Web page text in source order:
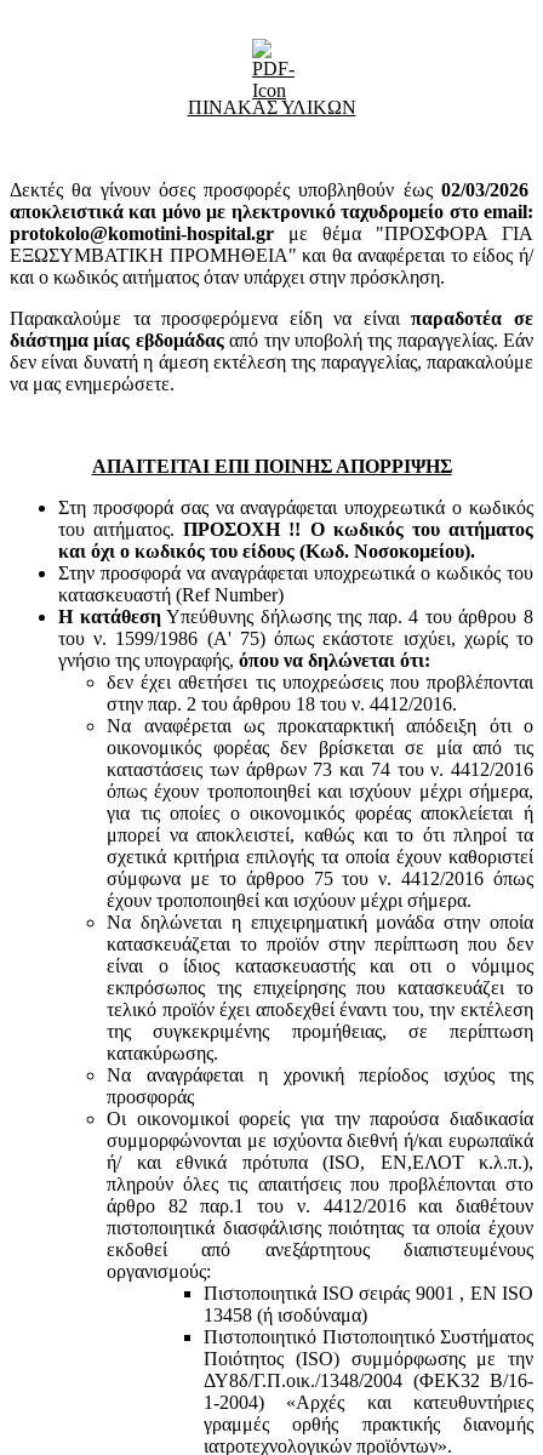
ΠΙΝΑΚΑΣ ΥΛΙΚΩΝ
Δεκτές θα γίνουν όσες προσφορές υποβληθούν έως 02/03/2026
αποκλειστικά και μόνο με ηλεκτρονικό ταχυδρομείο στο email:
protokolo@komotini-hospital.gr με θέμα "ΠΡΟΣΦΟΡΑ ΓΙΑ
ΕΞΩΣΥΜΒΑΤΙΚΗ ΠΡΟΜΗΘΕΙΑ" και θα αναφέρεται το είδος ή/
και ο κωδικός αιτήματος όταν υπάρχει στην πρόσκληση.
Παρακαλούμε τα προσφερόμενα είδη να είναιπαραδοτέα σε
διάστημα μίας εβδομάδαςαπό την υποβολή της παραγγελίας. Εάν
δεν είναι δυνατή η άμεση εκτέλεση της παραγγελίας, παρακαλούμε
να μας ενημερώσετε.
ΑΠΑΙΤΕΙΤΑΙ ΕΠΙ ΠΟΙΝΗΣ ΑΠΟΡΡΙΨΗΣ
Στη προσφορά σας να αναγράφεται υποχρεωτικά ο κωδικός
του αιτήματος.ΠΡΟΣΟΧΗ !! Ο κωδικός του αιτήματος
και όχι ο κωδικός του είδους (Κωδ. Νοσοκομείου).
Στην προσφορά να αναγράφεται υποχρεωτικά ο κωδικός του
κατασκευαστή (Ref Number)
Η κατάθεσηΥπεύθυνης δήλωσης της παρ. 4 του άρθρου 8
του ν. 1599/1986 (Α' 75) όπως εκάστοτε ισχύει, χωρίς το
γνήσιο της υπογραφής, όπου να δηλώνεται ότι:
δεν έχει αθετήσει τις υποχρεώσεις που προβλέπονται
στην παρ. 2 του άρθρου 18 του ν. 4412/2016.
Να αναφέρεται ως προκαταρκτική απόδειξη ότι ο
οικονομικός φορέας δεν βρίσκεται σε μία από τις
καταστάσεις των άρθρων 73 και 74 του ν. 4412/2016
όπως έχουν τροποποιηθεί και ισχύουν μέχρι σήμερα,
για τις οποίες ο οικονομικός φορέας αποκλείεται ή
μπορεί να αποκλειστεί, καθώς και το ότι πληροί τα
σχετικά κριτήρια επιλογής τα οποία έχουν καθοριστεί
σύμφωνα με τo άρθροo 75 του ν. 4412/2016 όπως
έχουν τροποποιηθεί και ισχύουν μέχρι σήμερα.
Να δηλώνεται η επιχειρηματική μονάδα στην οποία
κατασκευάζεται το προϊόν στην περίπτωση που δεν
είναι ο ίδιος κατασκευαστής και oτι ο νόμιμος
εκπρόσωπος της επιχείρησης που κατασκευάζει το
τελικό προϊόν έχει αποδεχθεί έναντι του, την εκτέλεση
της συγκεκριμένης προμήθειας, σε περίπτωση
κατακύρωσης.
Να αναγράφεται η χρονική περίοδος ισχύος της
προσφοράς
Οι οικονομικοί φορείς για την παρούσα διαδικασία
συμμορφώνονται με ισχύοντα διεθνή ή/και ευρωπαϊκά
ή/ και εθνικά πρότυπα (ISO, ΕΝ,ΕΛΟΤ κ.λ.π.),
πληρούν όλες τις απαιτήσεις που προβλέπονται στο
άρθρο 82 παρ.1 του ν. 4412/2016 και διαθέτουν
πιστοποιητικά διασφάλισης ποιότητας τα οποία έχουν
εκδοθεί από ανεξάρτητους διαπιστευμένους
οργανισμούς:
Πιστοποιητικά ISO σειράς 9001 , ΕΝ ISO
13458 (ή ισοδύναμα)
Πιστοποιητικό Πιστοποιητικό Συστήματος
Ποιότητος (ISO) συμμόρφωσης με την
ΔΥ8δ/Γ.Π.οικ./1348/2004 (ΦΕΚ32 Β/16-
1-2004) «Αρχές και κατευθυντήριες
γραμμές ορθής πρακτικής διανομής
ιατροτεχνολογικών προϊόντων».